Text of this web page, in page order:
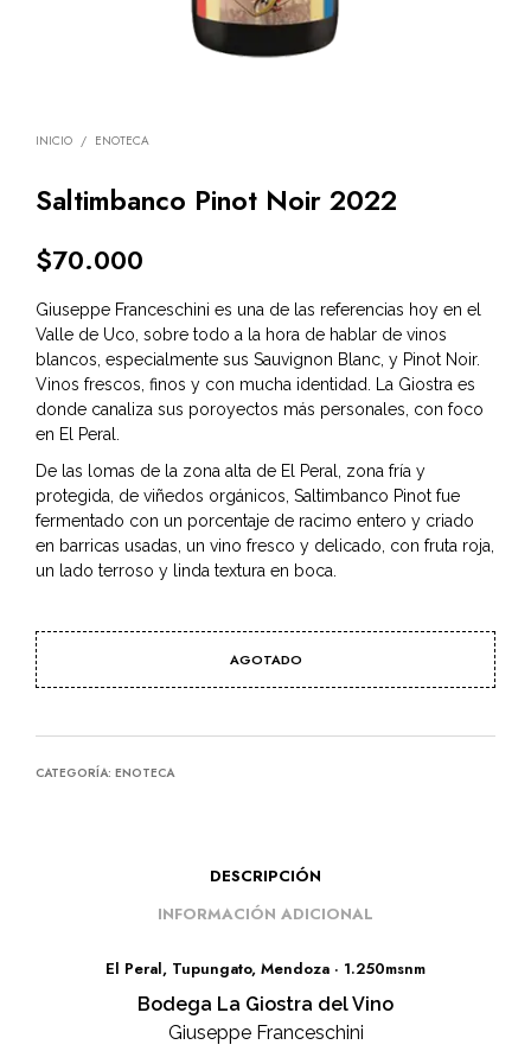
INICIO / ENOTECA
Saltimbanco Pinot Noir 2022
$70.000
Giuseppe Franceschini es una de las referencias hoy en el
Valle de Uco, sobre todo a la hora de hablar de vinos
blancos, especialmente sus Sauvignon Blanc, y Pinot Noir.
Vinos frescos, finos y con mucha identidad. La Giostra es
donde canaliza sus poroyectos más personales, con foco
en El Peral.
De las lomas de la zona alta de El Peral, zona fría y
protegida, de viñedos orgánicos, Saltimbanco Pinot fue
fermentado con un porcentaje de racimo entero y criado
en barricas usadas, un vino fresco y delicado, con fruta roja,
un lado terroso y linda textura en boca.
AGOTADO
CATEGORÍA: ENOTECA
DESCRIPCIÓN
INFORMACIÓN ADICIONAL
El Peral, Tupungato, Mendoza · 1.250msnm
Bodega La Giostra del Vino
Giuseppe Franceschini